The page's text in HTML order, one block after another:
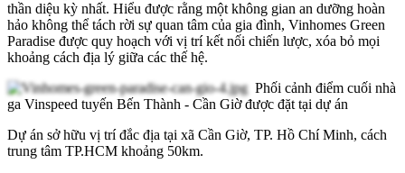
thần diệu kỳ nhất. Hiểu được rằng một không gian an dưỡng hoàn
hảo không thể tách rời sự quan tâm của gia đình, Vinhomes Green
Paradise được quy hoạch với vị trí kết nối chiến lược, xóa bỏ mọi
khoảng cách địa lý giữa các thế hệ.
Phối cảnh điểm cuối nhà
ga Vinspeed tuyến Bến Thành - Cần Giờ được đặt tại dự án
Dự án sở hữu vị trí đắc địa tại xã Cần Giờ, TP. Hồ Chí Minh, cách
trung tâm TP.HCM khoảng 50km.